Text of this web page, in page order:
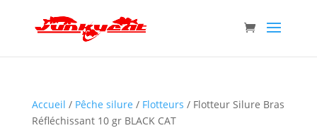
Accueil / Pêche silure / Flotteurs / Flotteur Silure Bras
Réfléchissant 10 gr BLACK CAT